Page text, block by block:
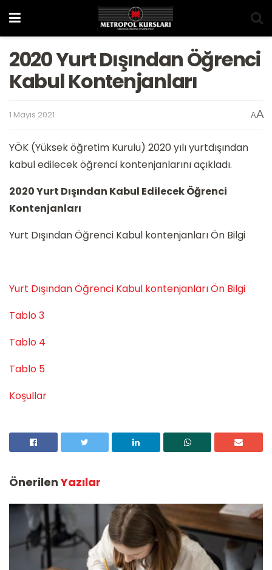
2020 Yurt Dışından Öğrenci
Kabul Kontenjanları
1 Mayıs 2021 AA
YÖK (Yüksek öğretim Kurulu) 2020 yılı yurtdışından
kabul edilecek öğrenci kontenjanlarını açıkladı.
2020 Yurt Dışından Kabul Edilecek Öğrenci
Kontenjanları
Yurt Dışından Öğrenci Kabul kontenjanları Ön Bilgi
Yurt Dışından Öğrenci Kabul kontenjanları Ön Bilgi
Tablo 3
Tablo 4
Tablo 5
Koşullar
ÖnerilenYazılar